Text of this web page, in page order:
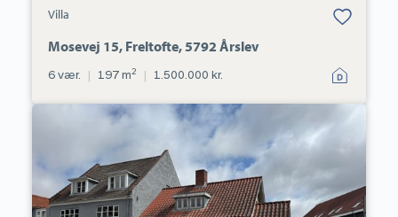
Villa
Bolig er gemt
under dine
Mosevej 15, Freltofte, 5792 Årslev
6 vær. | 197 m2 | 1.500.000 kr.
5750
Ringe